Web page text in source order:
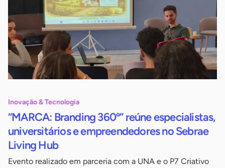
Inovação & Tecnologia
“MARCA: Branding 360º” reúne especialistas,
universitários e empreendedores no Sebrae
Living Hub
Evento realizado em parceria com a UNA e o P7 Criativo